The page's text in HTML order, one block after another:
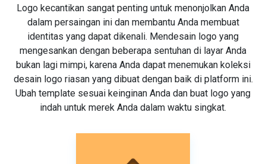
Logo kecantikan sangat penting untuk menonjolkan Anda
dalam persaingan ini dan membantu Anda membuat
identitas yang dapat dikenali. Mendesain logo yang
mengesankan dengan beberapa sentuhan di layar Anda
bukan lagi mimpi, karena Anda dapat menemukan koleksi
desain logo riasan yang dibuat dengan baik di platform ini.
Ubah template sesuai keinginan Anda dan buat logo yang
indah untuk merek Anda dalam waktu singkat.